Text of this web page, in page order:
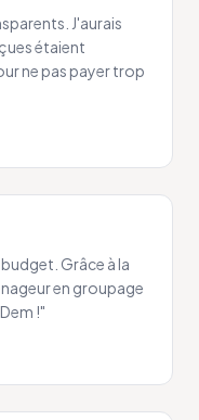
J'aurais
étaient
ne pas payer trop
Grâce à la
en groupage
!"